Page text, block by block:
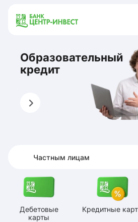
Образовательный
кредит
Оформить
Частным лицам
Дебетовые
карты
Кредитные